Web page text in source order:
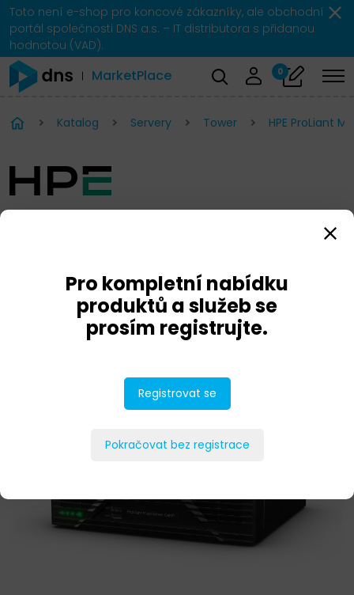
Toto není e-shop pro koncové zákazníky, ale obchodní
portál společnosti DNS a.s. – IT distributora s přidanou
hodnotou (VAD).
MarketPlace 0
Katalog Servery Tower HPE ProLiant
HPE ProLiant MicroServer
Gen11Pro kompletní nabídku
produktů a služeb se
prosím registrujte.
Registrovat se
Pokračovat bez registrace